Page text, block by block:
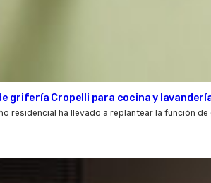
grifería Cropelli para cocina y
residencial ha llevado a replantear la función